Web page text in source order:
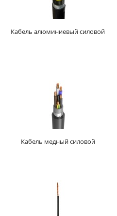
Кабель алюминиевый силовой
Кабель медный силовой